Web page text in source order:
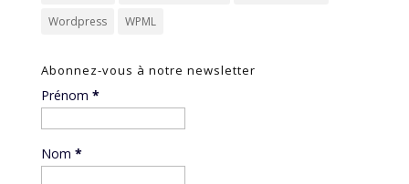
Wordpress
WPML
Abonnez-vous à notre newsletter
Prénom *
Nom *